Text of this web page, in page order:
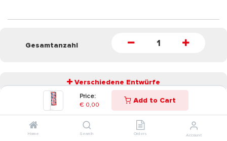
Price:
€ 0,00 Add to Cart
Home Search Orders Account
Gesamtanzahl
Verschiedene Entwürfe
START